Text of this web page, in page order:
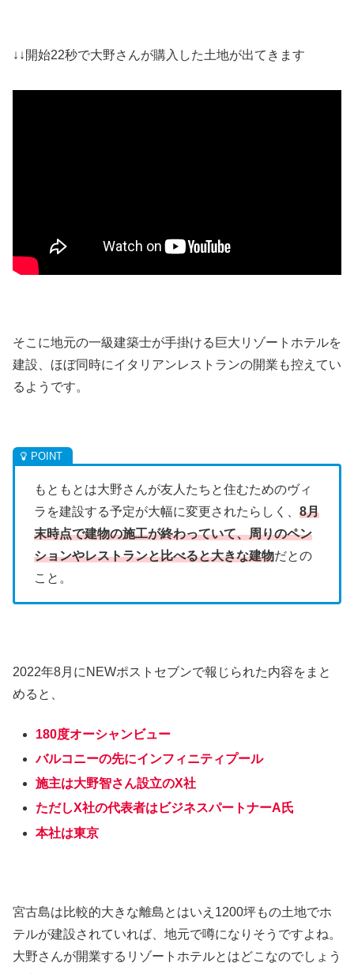
↓↓開始22秒で大野さんが購入した土地が出てきます
そこに地元の一級建築士が手掛ける巨大リゾートホテルを
建設、ほぼ同時にイタリアンレストランの開業も控えてい
るようです。
もともとは大野さんが友人たちと住むためのヴィ
ラを建設する予定が大幅に変更されたらしく、 8月
末時点で建物の施工が終わっていて、周りのペン
ションやレストランと比べると大きな建物だとの
こと。
2022年8月にNEWポストセブンで報じられた内容をまと
めると、
180度オーシャンビュー
バルコニーの先にインフィニティプール
施主は大野智さん設立のX社
ただしX社の代表者はビジネスパートナーA氏
本社は東京
宮古島は比較的大きな離島とはいえ1200坪もの土地でホ
テルが建設されていれば、地元で噂になりそうですよね。
大野さんが開業するリゾートホテルとはどこなのでしょう